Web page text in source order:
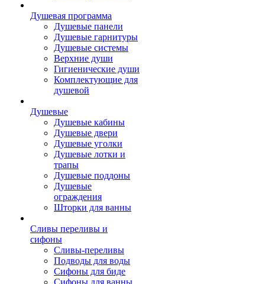
Душевая программа
Душевые панели
Душевые гарнитуры
Душевые системы
Верхние души
Гигиенические души
Комплектующие для
душевой
Душевые
Душевые кабины
Душевые двери
Душевые уголки
Душевые лотки и
трапы
Душевые поддоны
Душевые
ограждения
Шторки для ванны
Сливы переливы и
сифоны
Сливы-переливы
Подводы для воды
Сифоны для биде
Сифоны для ванны